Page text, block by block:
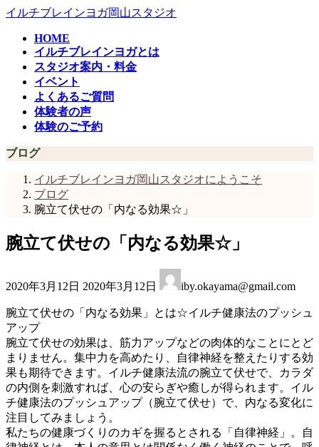
コ
プ
ナ
動
イルチブレインヨガ岡山スタジオ
HOME
イルチブレインヨガとは
スタジオ案内・料金
イベント
よくあるご質問
体験者の声
体験のご予約
ブログ
イルチブレインヨガ岡山スタジオにようこそ
ブログ
腕立て伏せの「内なる効果☆」
腕立て伏せの「内なる効果☆」
2020年3月12日 終
更
新
日
時
:
2020年3月12日 iby.okayama@gmail.com
腕立て伏せの「内なる効果」とは☆イルチ健康法のプッシュ
アップ
腕立て伏せの効果は、筋力アップなどの肉体的なことにとど
まりません。集中力を高めたり、自律神経を整えたりする効
果も期待できます。イルチ健康法流の腕立て伏せで、カラダ
の内側を刺激すれば、心の安らぎや癒しが得られます。イル
チ健康法のプッシュアップ（腕立て伏せ）で、内なる変化に
注目してみましょう。
私たちの健康づくりのカギを握るとされる「自律神経」。自